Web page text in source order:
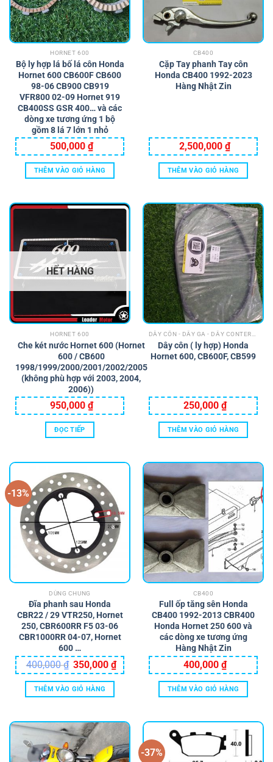
HORNET 600
Bộ ly hợp lá bố lá côn Honda
Hornet 600 CB600F CB600
98-06 CB900 CB919
VFR800 02-09 Hornet 919
CB400SS GSR 400… và các
dòng xe tương ứng 1 bộ
gồm 8 lá 7 lớn 1 nhỏ
500,000 ₫
THÊM VÀO GIỎ HÀNG
CB400
Cặp Tay phanh Tay côn
Honda CB400 1992-2023
Hàng Nhật Zin
2,500,000 ₫
THÊM VÀO GIỎ HÀNG
HẾT HÀNG
HORNET 600
Che két nước Hornet 600 (Hornet
600 / CB600
1998/1999/2000/2001/2002/2005
(không phù hợp với 2003, 2004,
2006))
950,000 ₫
ĐỌC TIẾP
Dây côn ( ly hợp) Honda
Hornet 600, CB600F, CB599
250,000 ₫
THÊM VÀO GIỎ HÀNG
-13%
DÙNG CHUNG
Đĩa phanh sau Honda
CBR22 / 29 VTR250, Hornet
250, CBR600RR F5 03-06
CBR1000RR 04-07, Hornet
600 …
400,000₫ Giá
gốc
là:
400,000 ₫.
350,000₫Giá
hiện
THÊM VÀO GIỎ HÀNG
CB400
Full ốp tăng sên Honda
CB400 1992-2013 CBR400
Honda Hornet 250 600 và
các dòng xe tương ứng
Hàng Nhật Zin
400,000 ₫
THÊM VÀO GIỎ HÀNG
-37%